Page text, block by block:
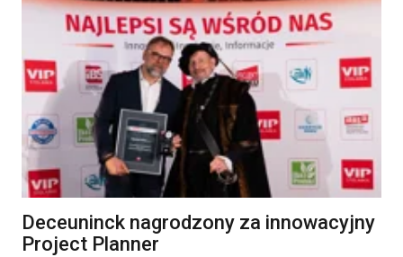
Deceuninck nagrodzony za innowacyjny
Project Planner